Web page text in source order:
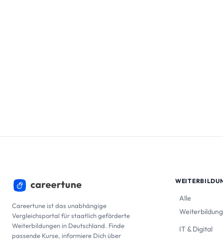
Careertune ist das unabhängige
Vergleichsportal für staatlich geförderte
Weiterbildungen in Deutschland. Finde
passende Kurse, informiere Dich über
Alle
IT & Digital